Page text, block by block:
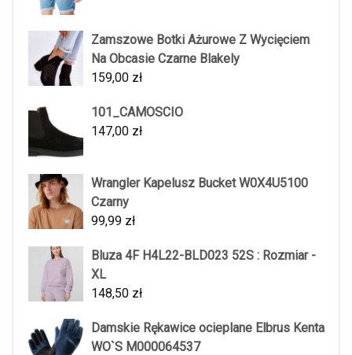
Zamszowe Botki Ażurowe Z Wycięciem
Na Obcasie Czarne Blakely
159,00 zł
101_CAMOSCIO
147,00 zł
Wrangler Kapelusz Bucket W0X4U5100
Czarny
99,99 zł
Bluza 4F H4L22-BLD023 52S : Rozmiar -
XL
148,50 zł
Damskie Rękawice ocieplane Elbrus Kenta
WO`S M000064537